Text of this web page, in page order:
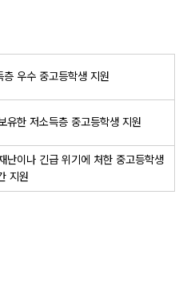
우수 중고등학생 지원
유한 저소득층 중고등학생 지원
난이나 긴급 위기에 처한 중고등학생
지원